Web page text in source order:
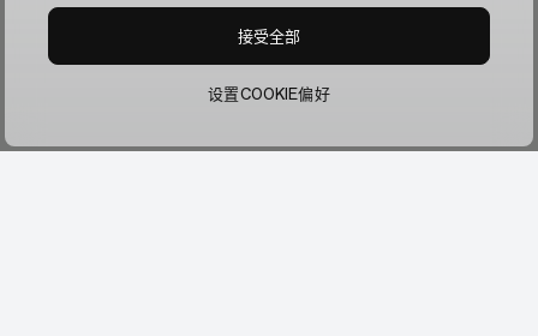
设置COOKIE偏好
接受全部